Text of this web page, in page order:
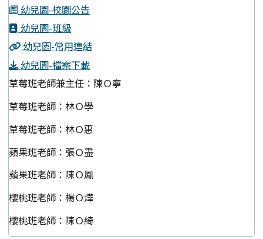
幼兒園-校園公告
幼兒園-班級
幼兒園-常用連結
幼兒園-檔案下載
草莓班老師兼主任：陳Ｏ寧
草莓班老師：林Ｏ學
草莓班老師：林Ｏ惠
蘋果班老師：張Ｏ盡
蘋果班老師：陳Ｏ鳳
櫻桃班老師：楊Ｏ燁
櫻桃班老師：陳Ｏ綺